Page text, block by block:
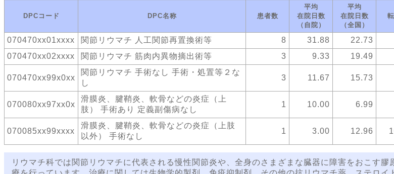
DPCコード DPC名称 患者数
平均
在院日数
（自院）
平均
在院日数
（全国）
070470xx01xxxx 関節リウマチ 人工関節再置換術等 8 31.88 22.73
070470xx02xxxx
関節リウマチ 筋肉内異物摘出術等 3 9.33 19.49
070470xx99x0xx
関節リウマチ 手術なし 手術・処置等２な
し
3 11.67 15.73
070080xx97xx0x
滑膜炎、腱鞘炎、軟骨などの炎症（上
肢） 手術あり 定義副傷病なし
1 10.00 6.99
070085xx99xxxx
滑膜炎、腱鞘炎、軟骨などの炎症（上肢
以外） 手術なし
1 3.00 12.96
リウマチ科では関節リウマチに代表される慢性関節炎や、全身のさまざまな臓器に障害をおこす膠